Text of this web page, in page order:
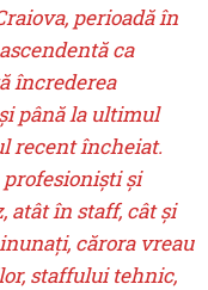
perioadă în
ca
încrederea
până la ultimul
recent încheiat.
și
atât în staff, cât și
cărora vreau
staffului tehnic,